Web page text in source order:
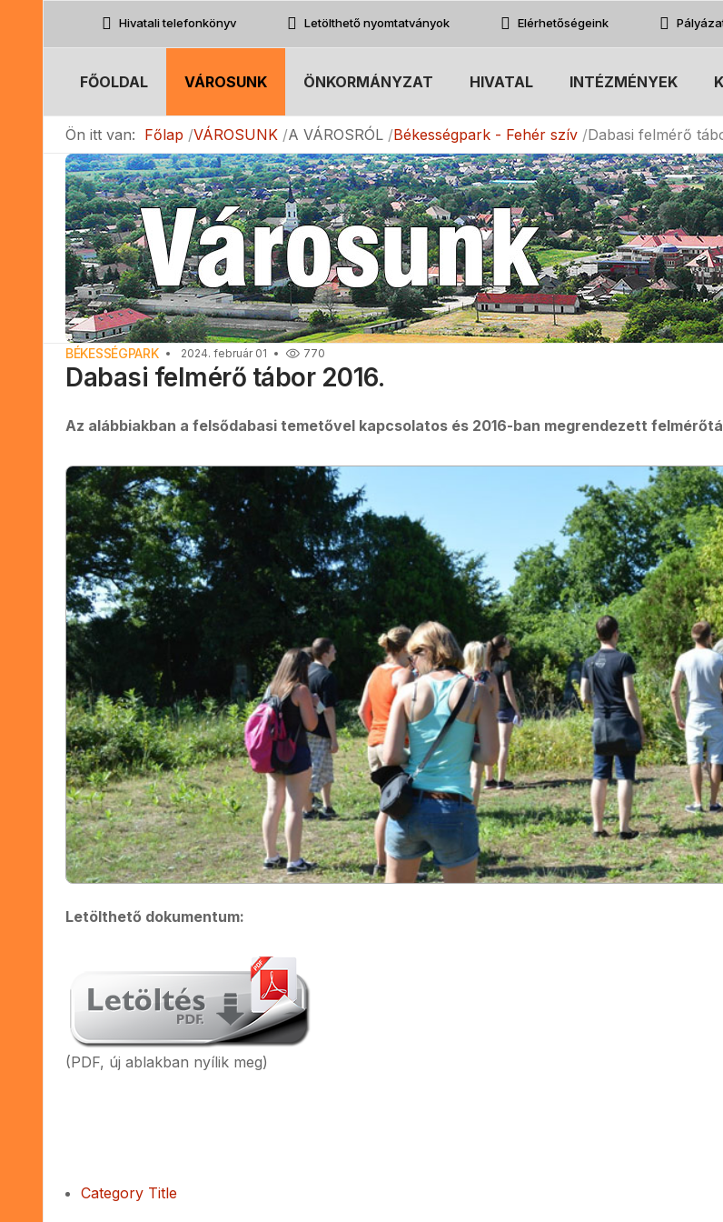
Hivatali telefonkönyv Letölthető nyomtatványok Elérhetőségeink
FŐOLDAL VÁROSUNK ÖNKORMÁNYZAT HIVATAL INTÉZMÉNYEK
Ön itt van: Főlap VÁROSUNK A VÁROSRÓL Békességpark - Fehér szív Dabasi felmérő
BÉKESSÉGPARK 2024. február 01 770
Dabasi felmérő tábor 2016.
Az alábbiakban a felsődabasi temetővel kapcsolatos és 2016-ban megrendezett
Letölthető dokumentum:
(PDF, új ablakban nyílik meg)
Category Title